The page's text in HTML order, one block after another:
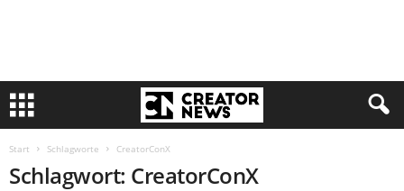
Start Schlagworte CreatorConX
Schlagwort: CreatorConX